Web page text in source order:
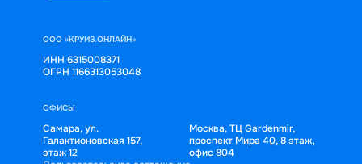
ООО «КРУИЗ.ОНЛАЙН»
ИНН 6315008371
ОГРН 1166313053048
ОФИСЫ
Самара, ул.
Галактионовская 157,
этаж 12
Москва, ТЦ Gardenmir,
проспект Мира 40, 8 этаж,
офис 804